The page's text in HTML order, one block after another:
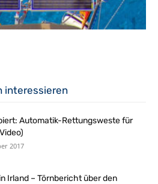
interessieren
Automatik-Rettungsweste für
2017
Irland – Törnbericht über den